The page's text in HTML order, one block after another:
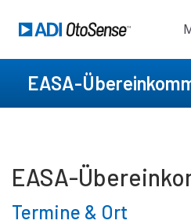
EASA-
EASA-
Termine & Ort